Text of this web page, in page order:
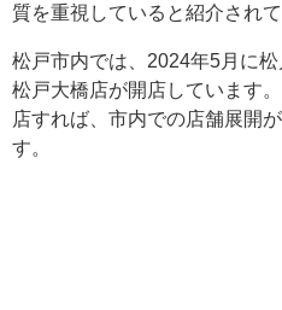
質を重視していると紹介されて
松戸市内では、2024年5月に
松戸大橋店が開店しています
店すれば、市内での店舗展開
す。